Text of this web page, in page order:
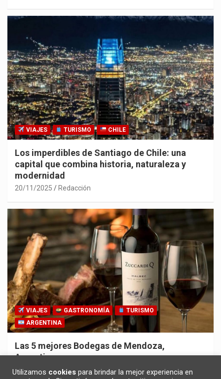
VIAJES TURISMO CHILE
Los imperdibles de Santiago de Chile: una
capital que combina historia, naturaleza y
modernidad
20/11/2025 Redacción
VIAJES GASTRONOMÍA
TURISMO
ARGENTINA
Las 5 mejores Bodegas de Mendoza,
Argentina
30/10/2025 Redacción
Utilizamos cookies para brindar la mejor experiencia en